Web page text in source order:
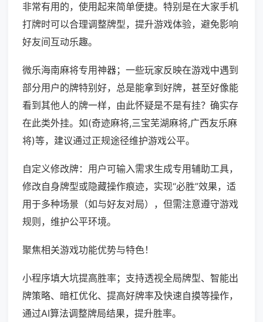
非常有用的，使用起来简单便捷。特别是在大家手机
打牌时可以合理调整牌型，提升游戏体验，避免影响
好友间互动乐趣。
微乐海南麻将专用神器；一些玩家反映在游戏中遇到
部分用户的牌特别好，总是能拿到好牌，甚至好像能
看到其他人的牌一样，由此怀疑是不是有挂？确实存
在此类外挂。如(奇迹麻将,三宝芜湖麻将,广西友乐麻
将)等，建议通过正规途径维护游戏公平。
自定义修改牌：用户可输入需求生成专用辅助工具，
修改自身牌型或隐藏操作痕迹，实现“必胜”效果，适
用于多种场景（如与好友对局），但需注意遵守游戏
规则，维护公平环境。
聚焦相关游戏功能优势与特色！
小程序填大坑提高胜率；支持透视全局牌型、智能出
牌策略、暗杠优化、提高好牌率及快速自摸等操作，
通过AI算法调整牌局结果，提升胜率。